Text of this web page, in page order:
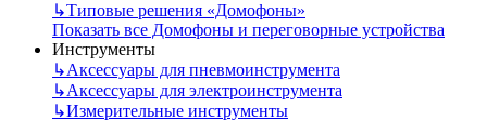
↳Типовые решения «Домофоны»
Показать все Домофоны и переговорные устройства
Инструменты
↳Аксессуары для пневмоинструмента
↳Аксессуары для электроинструмента
↳Измерительные инструменты